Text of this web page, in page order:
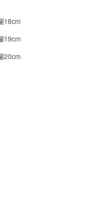
18cm
19cm
20cm